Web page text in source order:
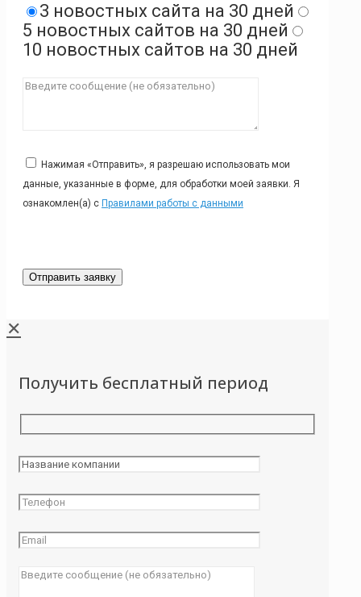
3 новостных сайта на 30 дней
5 новостных сайтов на 30 дней
10 новостных сайтов на 30 дней
Нажимая «Отправить», я разрешаю использовать мои
данные, указанные в форме, для обработки моей заявки. Я
ознакомлен(а) с Правилами работы с данными
✕
Получить бесплатный период